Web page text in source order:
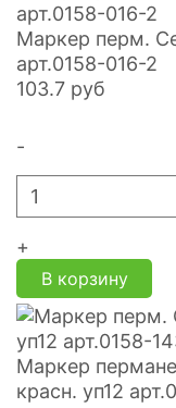
Маркер перм.
арт.0158-016-2
103.7 руб
-
+
В корзину
Маркер
красн. уп12